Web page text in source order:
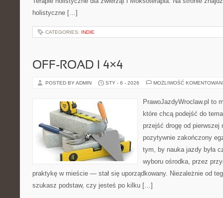
holistyczne […]
CATEGORIES: INDIE
OFF-ROAD I 4×4
POSTED BY ADMIN STY - 6 - 2026 MOŻLIWOŚĆ
PrawoJazdyWroclaw.pl to
które chcą podejść do
przejść drogę od pierwszej
pozytywnie zakończony
tym, by nauka jazdy była
wyboru ośrodka, przez
praktykę w mieście — stał się uporządkowany. Niezależnie od
szukasz podstaw, czy jesteś po kilku […]